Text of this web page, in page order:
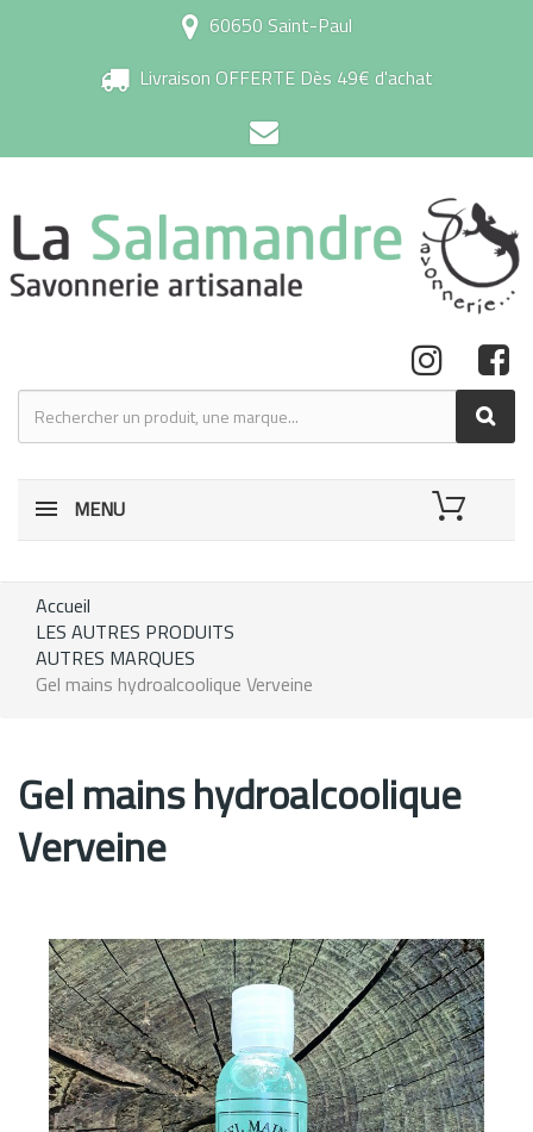
60650 Saint-Paul
Livraison OFFERTE Dès 49€ d'achat
MENU
Accueil
LES AUTRES PRODUITS
AUTRES MARQUES
Gel mains hydroalcoolique Verveine
Gel mains hydroalcoolique
Verveine